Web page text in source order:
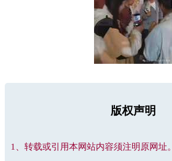
版权声明
1、转载或引用本网站内容须注明原网址。